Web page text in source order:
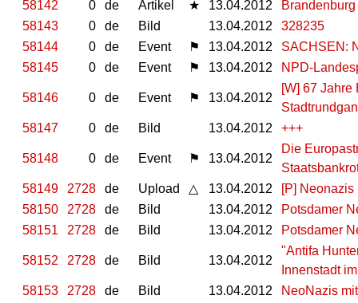
58142 0 de Artikel ★ 13.04.2012
58143
0 de Bild 13.04.2012
328235
58144
0 de Event ⚑ 13.04.2012
SACHSEN:
58145
0 de Event ⚑ 13.04.2012 NPD-
58146 0 de Event ⚑ 13.04.2012
[W] 67
58147
0 de Bild 13.04.2012 +++
58148 0 de Event ⚑ 13.04.2012
Die
58149
2728 de Upload △ 13.04.2012
[P] Neonazis
58150
2728 de Bild 13.04.2012
Potsdamer
58151
2728 de Bild 13.04.2012 Potsdamer
58152 2728 de Bild 13.04.2012
"Antifa
Innenstadt
58153
2728 de Bild 13.04.2012
NeoNazis